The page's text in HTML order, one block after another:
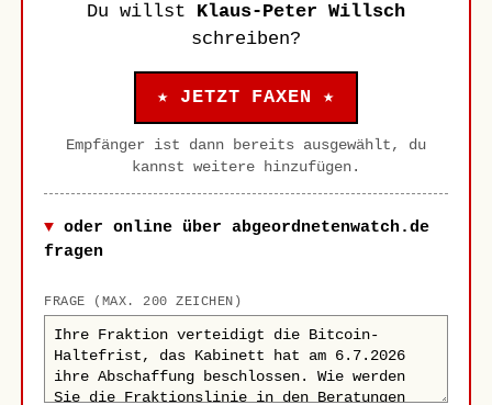
Du willst Klaus-Peter Willsch
schreiben?
★ JETZT FAXEN ★
Empfänger ist dann bereits ausgewählt, du
kannst weitere hinzufügen.
oder online über abgeordnetenwatch.de
fragen
FRAGE (MAX. 200 ZEICHEN)